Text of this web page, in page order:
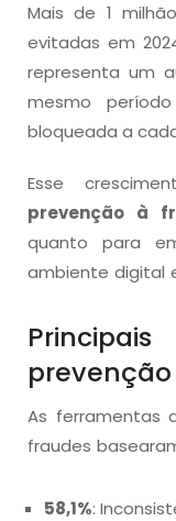
Mais de 1
evitadas em
representa um
mesmo
bloqueada a
Esse
prevenção à
quanto para
ambiente digital
prevenção
As ferramentas
fraudes
58,1%: